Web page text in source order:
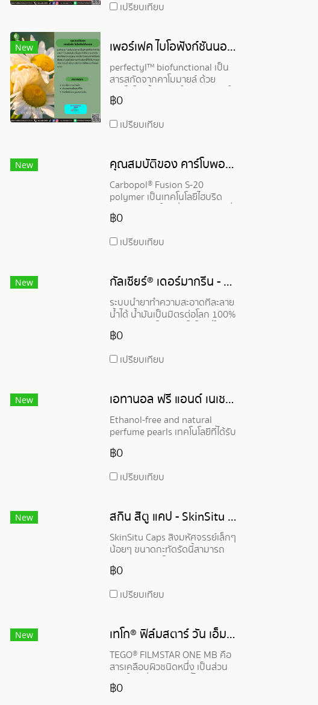
เปรียบเทียบ
New เพอร์เฟค ไบโอฟังก์ชันนอล - perfectyl™ biofunctional
perfectyl™ biofunctional เป็น
สารสกัดจากคาโมมายล์ ด้วย
เทคโนโลยีขั้นสูง ทำให้ผิวกระจ่างใส
และเรียบเนียน รูขุมขนกระชับ โดย
สารสกัดบริสุทธิ์ที่ได้รับการจดสิทธิ
฿0
เปรียบเทียบ
New คุณสมบัติของ คาร์โบพอล® ฟิวชั่น เอส-20 พอลิเมอร์ - Carbopol® Fusion S-20 polymer
Carbopol® Fusion S-20
polymer เป็นเทคโนโลยีไฮบริด
ของเหลวแบบใหม่ที่ออกแบบมาเพื่อ
ให้สารคงตัวมากขึ้น และหนืดขึ้น
ความกระจ่างใสในช่วง pH ที่กว้าง
฿0
เปรียบเทียบ
New กัลเซียร์® เดอร์มากรีน - Galseer® DermaGreen
ระบบน้ำยาทำความสะอาดที่ละลาย
น้ำได้ น้ำมันเป็นมิตรต่อโลก 100%
รายแรกของโลก เทคโนโลยีที่ใช้ L-
Proline • สำหรับผิวแห้ง แพ้ง่าย
ปราศจากสารพิษและสารทำลายสิ่ง
proline, Polyglyceryl- 3 โอลี
(25-50%) กับน้ำมันพืชและสาร
ออกฤทธิ์ที่ละลายในน้ำมันอื่นๆ เพื่อ
สร้างองค์ประกอบในการดูแลผิว
สำหรับผิวแห้ง แพ้ง่าย และระคาย
เคืองสูง
฿0
เปรียบเทียบ
New เอทานอล ฟรี แอนด์ เนเชอรัล เพอร์ฟูม เพียล - Ethanol-Free And Natural Perfume Pearls
Ethanol-free and natural
perfume pearls เทคโนโลยีที่ได้รับ
การจดสิทธิบัตรของ Microcaps
ทำให้สามารถผลิตผลิตภัณฑ์
ที่ไม่เคยมีมาก่อน เราห่อหุ้มน้ำมัน
น้ำหอมจากธรรมชาติ วีแกน และ
สูตรน้ำ มีรูปลักษณ์ที่หรูหรา รู้สึก
ผ่อนคลายเมื่อทา ไม่เป็นอันตราย
ต่อผิวหนัง ผม และสิ่งทอ และไม่
เหนียวเหนอะหนะ
฿0
เปรียบเทียบ
New สกิน สิตู แคป - SkinSitu Caps
SkinSitu Caps สิ่งมหัศจรรย์เล็กๆ
น้อยๆ ขนาดกะทัดรัดนี้สามารถ
แปลงร่าง เป็นโฟมทำความสะอาด
เมื่อสัมผัสกับน้ำ มอบประสบการณ์
ประกอบด้วยสารทำความสะอาดที่
ฤทธิ์ที่ให้ความชุ่มชื้น สะดวก และมี
อุดมคติสำหรับนักเดินทางและชาว
เมืองที่วุ่นวาย
฿0
เปรียบเทียบ
New เทโก® ฟิล์มสตาร์ วัน เอ็มบี - TEGO® FILMSTAR ONE MB
TEGO® FILMSTAR ONE MB คือ
สารเคลือบผิวชนิดหนึ่ง เป็นส่วน
ผสมในเครื่องสำอาง ที่ได้มาจาก
ธรรมชาติ 100% และสามารถย่อย
฿0